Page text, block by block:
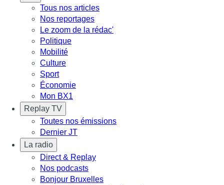
Tous nos articles
Nos reportages
Le zoom de la rédac'
Politique
Mobilité
Culture
Sport
Économie
Mon BX1
Replay TV
Toutes nos émissions
Dernier JT
La radio
Direct & Replay
Nos podcasts
Bonjour Bruxelles